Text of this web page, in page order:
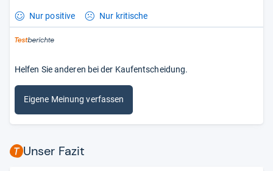
Nur positive Nur kritische
Helfen Sie anderen bei der Kaufentscheidung.
Eigene Meinung verfassen
Unser Fazit